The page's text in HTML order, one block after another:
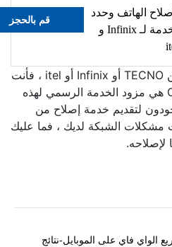
الهاتف وحدد
موقع مركز خدمة لـ Infinix و
قم بالحجز
إذا كنت تستخدم هاتفًا ذكيًا من TECNO أو Infinix أو itel ، فأنت
في المكان الصحيح. Carlcare هي مزود الخدمة الرسمي لهذه
لتقديم خدمة إصلاح من
مشكلات الشبكة لديك ، فما عليك
لإصلاحه.
الواي فاي على الموبايل-نتائج